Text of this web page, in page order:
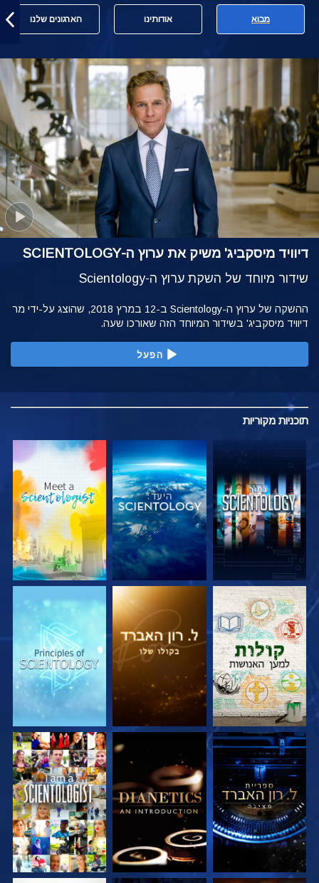
מבוא אודותינו הארגונים שלנו
דיוויד מיסקביג' משיק את ערוץ ה-SCIENTOLOGY
שידור מיוחד של השקת ערוץ ה-Scientology
ההשקה של ערוץ ה-Scientology ב-12 במרץ 2018, שהוצג על-ידי מר
דיוויד מיסקביג' בשידור המיוחד הזה שאורכו שעה.
הפעל
תוכניות מקוריות
בדוק את הסדרה בדוק את הסדרה בדוק את הסדרה
בדוק את הסדרה בדוק את הסדרה צפה